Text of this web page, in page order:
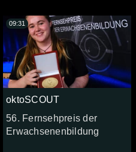
oktoSCOUT
56. Fernsehpreis der
Erwachsenenbildung
09:31